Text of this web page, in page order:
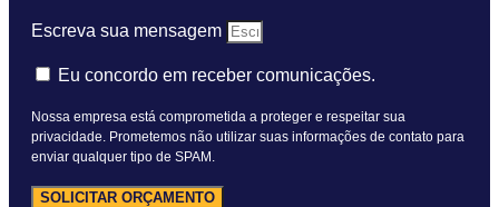
Escreva sua mensagem
Eu concordo em receber comunicações.
Nossa empresa está comprometida a proteger e respeitar sua
privacidade. Prometemos não utilizar suas informações de contato para
enviar qualquer tipo de SPAM.
SOLICITAR ORÇAMENTO